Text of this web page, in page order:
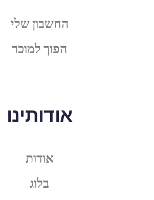
החשבון שלי
הפוך למוכר
אודותינו
אודות
בלוג